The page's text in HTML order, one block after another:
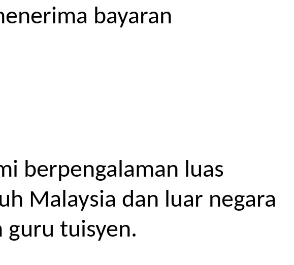
bayaran
berpengalaman luas
Malaysia dan luar negara
tuisyen.